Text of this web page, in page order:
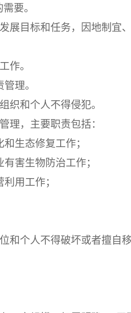
要。
展目标和任务，因地制宜
作。
理。
织和个人不得侵犯。
理，主要职责包括：
生态修复工作；
害生物防治工作；
用工作；
和个人不得破坏或者擅自移